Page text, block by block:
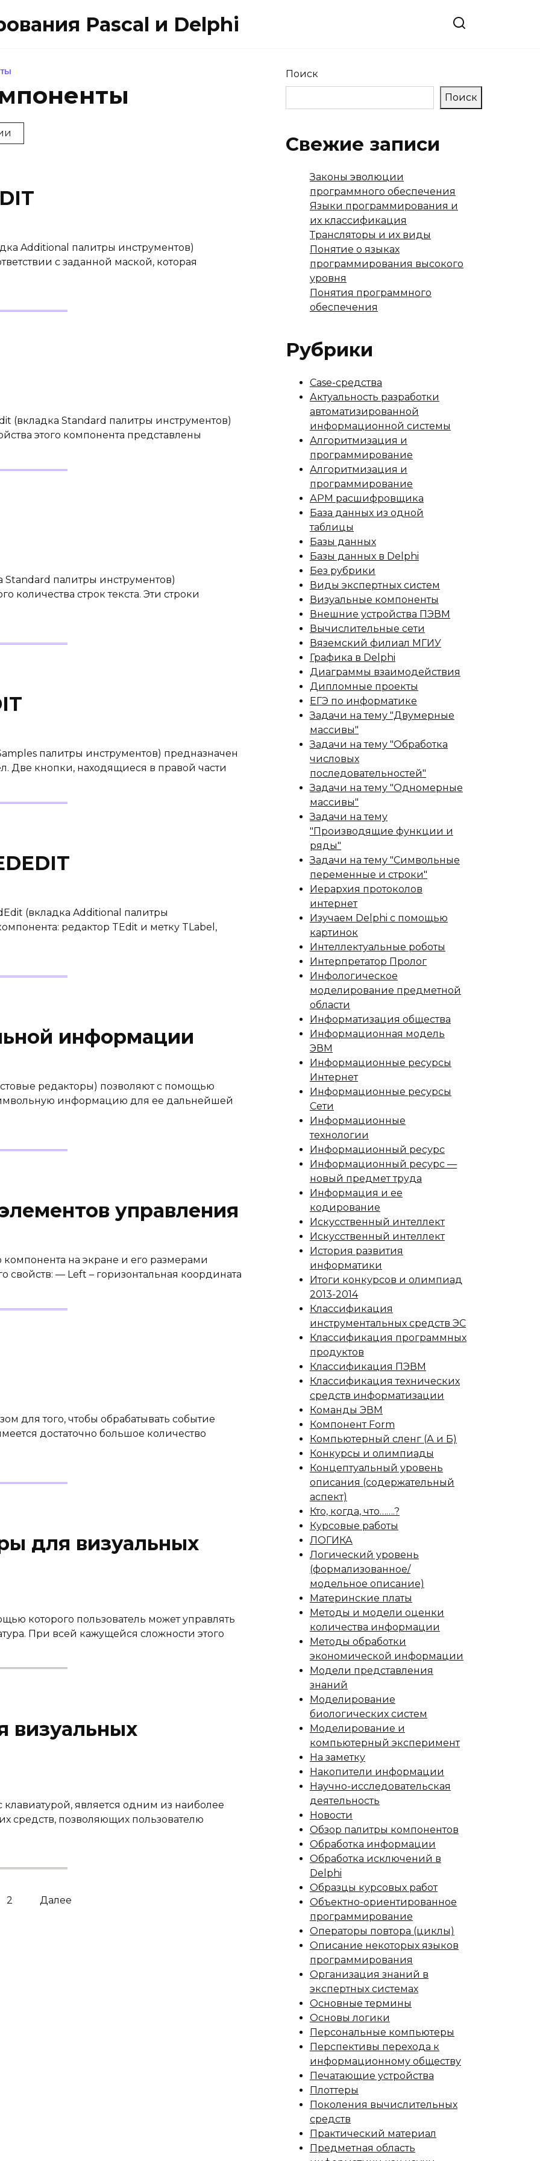
Pascal и Delphi
Additional палитры инструментов)
с заданной маской, которая
(вкладка Standard палитры инструментов)
этого компонента представлены
Standard палитры инструментов)
количества строк текста. Эти строки
палитры инструментов) предназначен
Две кнопки, находящиеся в правой части
(вкладка Additional палитры
редактор TEdit и метку TLabel,
информации
редакторы) позволяют с помощью
информацию для ее дальнейшей
управления
на экране и его размерами
свойств: — Left – горизонтальная координата
для того, чтобы обрабатывать событие
достаточно большое количество
для визуальных
которого пользователь может управлять
При всей кажущейся сложности этого
является одним из наиболее
средств, позволяющих пользователю
2 Далее
Поиск
Поиск
Свежие записи
Законы эволюции
программного обеспечения
Языки программирования и
их классификация
Трансляторы и их виды
Понятие о языках
программирования высокого
уровня
Понятия программного
обеспечения
Рубрики
Case-средства
Актуальность разработки
автоматизированной
информационной системы
Алгоритмизация и
программирование
Алгоритмизация и
программирование
АРМ расшифровщика
База данных из одной
таблицы
Базы данных
Базы данных в Delphi
Без рубрики
Виды экспертных систем
Визуальные компоненты
Внешние устройства ПЭВМ
Вычислительные сети
Вяземский филиал МГИУ
Графика в Delphi
Диаграммы взаимодействия
Дипломные проекты
ЕГЭ по информатике
Задачи на тему "Двумерные
массивы"
Задачи на тему "Обработка
числовых
последовательностей"
Задачи на тему "Одномерные
массивы"
Задачи на тему
"Производящие функции и
ряды"
Задачи на тему "Символьные
переменные и строки"
Иерархия протоколов
интернет
Изучаем Delphi с помощью
картинок
Интеллектуальные роботы
Интерпретатор Пролог
Инфологическое
моделирование предметной
области
Информатизация общества
Информационная модель
ЭВМ
Информационные ресурсы
Интернет
Информационные ресурсы
Сети
Информационные
технологии
Информационный ресурс
Информационный ресурс —
новый предмет труда
Информация и ее
кодирование
Искусственный интеллект
Искусственный интеллект
История развития
информатики
Итоги конкурсов и олимпиад
2013-2014
Классификация
инструментальных средств ЭС
Классификация программных
продуктов
Классификация ПЭВМ
Классификация технических
средств информатизации
Команды ЭВМ
Компонент Form
Компьютерный сленг (А и Б)
Конкурсы и олимпиады
Концептуальный уровень
описания (содержательный
аспект)
Кто, когда, что…….?
Курсовые работы
ЛОГИКА
Логический уровень
(формализованное/
модельное описание)
Материнские платы
Методы и модели оценки
количества информации
Методы обработки
экономической информации
Модели представления
знаний
Моделирование
биологических систем
Моделирование и
компьютерный эксперимент
На заметку
Накопители информации
Научно-исследовательская
деятельность
Новости
Обзор палитры компонентов
Обработка информации
Обработка исключений в
Delphi
Образцы курсовых работ
Объектно-ориентированное
программирование
Операторы повтора (циклы)
Описание некоторых языков
программирования
Организация знаний в
экспертных системах
Основные термины
Основы логики
Персональные компьютеры
Перспективы перехода к
информационному обществу
Печатающие устройства
Плоттеры
Поколения вычислительных
средств
Практический материал
Предметная область